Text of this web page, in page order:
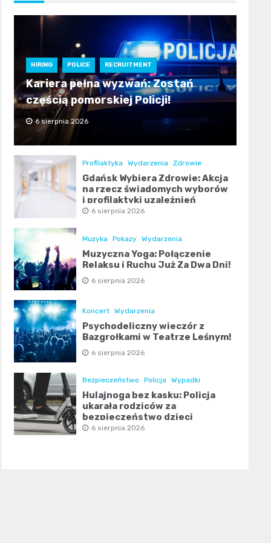
HIRING POLICE RECRUITMENT
Kariera pełna wyzwań: Zostań
częścią pomorskiej Policji!
6 sierpnia 2026
Profilaktyka Wydarzenia Zdrowie
Gdańsk Wybiera Zdrowie: Akcja
na rzecz świadomych wyborów
i profilaktyki uzależnień
6 sierpnia 2026
Muzyka Pokazy Wydarzenia
Muzyczna Yoga: Połączenie
Relaksu i Ruchu Już Za Dwa Dni!
6 sierpnia 2026
Koncert Wydarzenia
Psychodeliczny wieczór z
Bazgrołkami w Teatrze Leśnym!
6 sierpnia 2026
Bezpieczeństwo Policja Wypadki
Hulajnoga bez kasku: Policja
ukarała rodziców za
bezpieczeństwo dzieci
6 sierpnia 2026